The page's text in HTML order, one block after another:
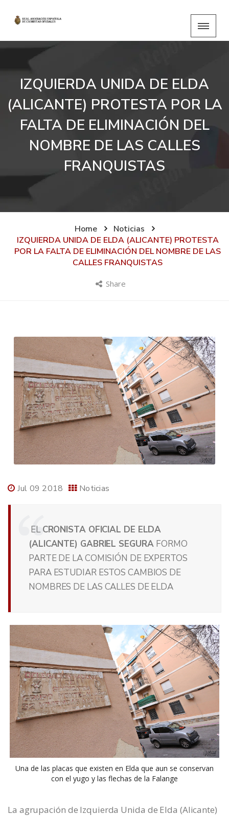
IZQUIERDA UNIDA DE ELDA
(ALICANTE) PROTESTA POR LA
FALTA DE ELIMINACIÓN DEL
NOMBRE DE LAS CALLES
FRANQUISTAS
Home
Noticias
IZQUIERDA UNIDA DE ELDA (ALICANTE) PROTESTA
POR LA FALTA DE ELIMINACIÓN DEL NOMBRE DE LAS
CALLES FRANQUISTAS
Share
Jul 09 2018 Noticias
ELCRONISTA OFICIAL DE ELDA
(ALICANTE) GABRIEL SEGURA FORMO
PARTE DE LA COMISIÓN DE EXPERTOS
PARA ESTUDIAR ESTOS CAMBIOS DE
NOMBRES DE LAS CALLES DE ELDA
Una de las placas que existen en Elda que aun se conservan
con el yugo y las flechas de la Falange
La agrupación de Izquierda Unida de Elda (Alicante)